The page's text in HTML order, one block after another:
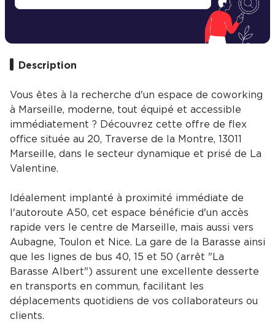
Description
Vous êtes à la recherche d'un espace de coworking
à Marseille, moderne, tout équipé et accessible
immédiatement ? Découvrez cette offre de flex
office située au 20, Traverse de la Montre, 13011
Marseille, dans le secteur dynamique et prisé de La
Valentine.
Idéalement implanté à proximité immédiate de
l'autoroute A50, cet espace bénéficie d'un accès
rapide vers le centre de Marseille, mais aussi vers
Aubagne, Toulon et Nice. La gare de la Barasse ainsi
que les lignes de bus 40, 15 et 50 (arrêt "La
Barasse Albert") assurent une excellente desserte
en transports en commun, facilitant les
déplacements quotidiens de vos collaborateurs ou
clients.